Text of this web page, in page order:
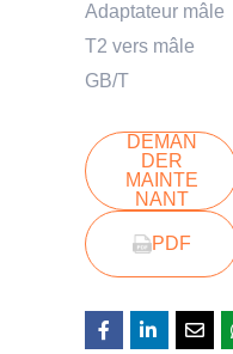
Adaptateur mâle
T2 vers mâle
GB/T
DEMAN
DER
MAINTE
NANT
PDF